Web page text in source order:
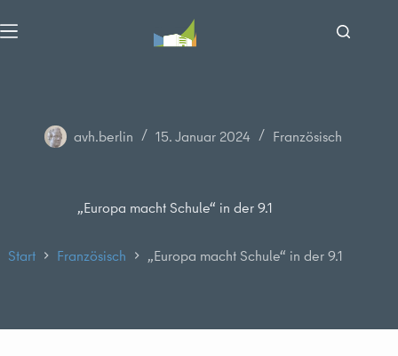
Inhalt
avh.berlin 15. Januar 2024 Französisch
„Europa macht Schule“ in der 9.1
Start Französisch „Europa macht Schule“ in der 9.1